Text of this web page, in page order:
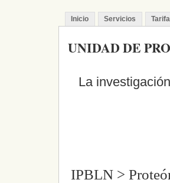
Inicio Servicios
UNIDAD DE
La
IPBLN >